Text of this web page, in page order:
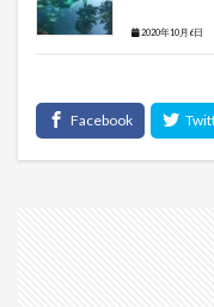
2020年10月6日